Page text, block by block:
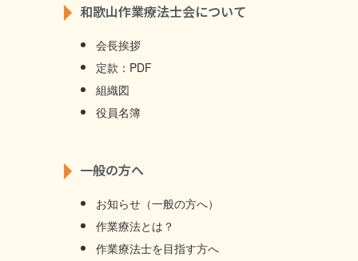
和歌山作業療法士会について
会長挨拶
定款：PDF
組織図
役員名簿
一般の方へ
お知らせ（一般の方へ）
作業療法とは？
作業療法士を目指す方へ